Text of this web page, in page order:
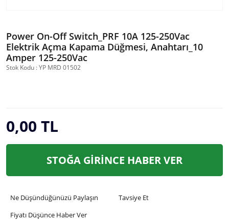
Power On-Off Switch_PRF 10A 125-250Vac
Elektrik Açma Kapama Düğmesi, Anahtarı_10
Amper 125-250Vac
Stok Kodu : YP MRD 01502
0,00 TL
STOĞA GİRİNCE HABER VER
Ne Düşündüğünüzü Paylaşın
Tavsiye Et
Fiyatı Düşünce Haber Ver